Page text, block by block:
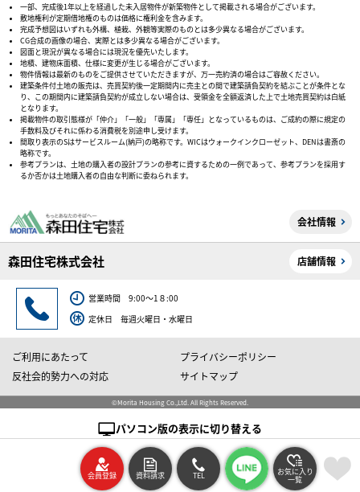
一部、完成後1年以上を経過した未入居物件が新築物件として掲載される場合がございます。
敷地権利が定期借地権のものは価格に権利金を含みます。
完成予想図はいずれも外構、植栽、外観等実際のものとは多少異なる場合がございます。
CG合成の画像の場合、実際とは多少異なる場合がございます。
図面と現況が異なる場合には現況を優先いたします。
地積、建物床面積、仕様に変更が生じる場合がございます。
物件情報は最新のものをご提供させていただきますが、万一売約済の場合はご容赦ください。
建築条件付土地の販売は、売買契約後一定期間内に売主との間で建築請負契約を結ぶことが条件とな
り、この期間内に建築請負契約が成立しない場合は、受領金を全額返済した上で土地売買契約は白紙
となります。
掲載物件の取引態様が「仲介」「一般」「専属」「専任」となっているものは、ご成約の際に規定の
手数料及びそれに係わる消費税を別途申し受けます。
間取り表示のSはサービスルーム(納戸)の略称です。WICはウォークインクローゼット、DENは書斎の
略称です。
参考プランは、土地の購入者の設計プランの参考に資するための一例であって、参考プランを採用す
るか否かは土地購入者の自由な判断に委ねられます。
会社情報
森田住宅株式会社 店舗情報
営業時間 9:00～1８:00
定休日 毎週火曜日・水曜日
ご利用にあたって
プライバシーポリシー
反社会的勢力への対応
サイトマップ
©Morita Housing Co.,Ltd. All Rights Reserved.
パソコン版の表示に切り替える
会員登録 資料請求 TEL お気に入り
一覧